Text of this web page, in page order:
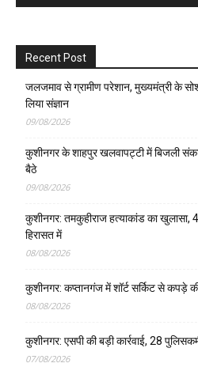
Recent Post
जलजमाव से ग्रामीण परेशान, मुख्यमंत्री के
लिया संज्ञान
09/08/2026
कुशीनगर के शाहपुर खलवापट्टी में बिजली
बैठे
09/08/2026
कुशीनगर: तमकुहीराज हत्याकांड का खुलासा,
हिरासत में
08/08/2026
कुशीनगर: कप्तानगंज में शॉर्ट सर्किट से कपड़े
08/08/2026
कुशीनगर: एसपी की बड़ी कार्रवाई, 28
07/08/2026